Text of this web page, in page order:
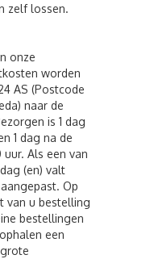
zelf lossen.
onze
worden
AS (Postcode
naar de
is 1 dag
1 dag na de
Als een van
(en) valt
Op
van u bestelling
bestellingen
een